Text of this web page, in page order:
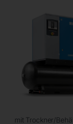
mit Trockner/